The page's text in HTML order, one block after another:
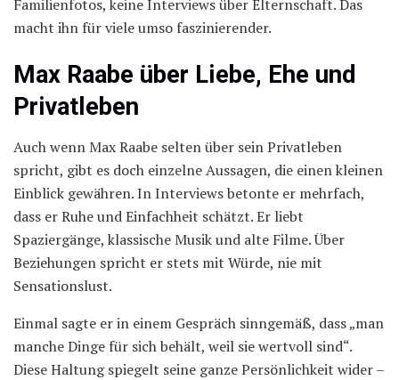
Familienfotos, keine Interviews über Elternschaft. Das
macht ihn für viele umso faszinierender.
Max Raabe über Liebe, Ehe und
Privatleben
Auch wenn Max Raabe selten über sein Privatleben
spricht, gibt es doch einzelne Aussagen, die einen kleinen
Einblick gewähren. In Interviews betonte er mehrfach,
dass er Ruhe und Einfachheit schätzt. Er liebt
Spaziergänge, klassische Musik und alte Filme. Über
Beziehungen spricht er stets mit Würde, nie mit
Sensationslust.
Einmal sagte er in einem Gespräch sinngemäß, dass „man
manche Dinge für sich behält, weil sie wertvoll sind“.
Diese Haltung spiegelt seine ganze Persönlichkeit wider –